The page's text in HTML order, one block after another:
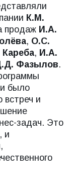
К.М.
продаж И.А.
, О.С.
, И.А.
Фазылов.
было
встреч и
задач. Это
и